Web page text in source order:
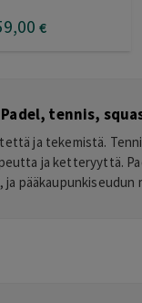
,00 €
Padel, tennis,
ja tekemistä.
ja ketteryyttä.
ja